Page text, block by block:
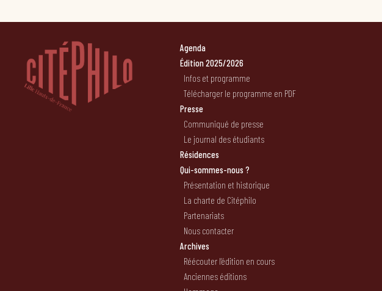
Agenda
Édition 2025/2026
Infos et programme
Télécharger le programme en PDF
Presse
Communiqué de presse
Le journal des étudiants
Résidences
Qui-sommes-nous ?
Présentation et historique
La charte de Citéphilo
Partenariats
Nous contacter
Archives
Réécouter l’édition en cours
Anciennes éditions